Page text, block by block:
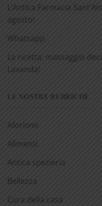
L’Antica Farmacia
agosto!
Whatsapp
La ricetta: massaggio
Lavanda!
LE NOSTRE RUBRICHE
Aforismi
Alimenti
Antica spezieria
Bellezza
Cura della casa